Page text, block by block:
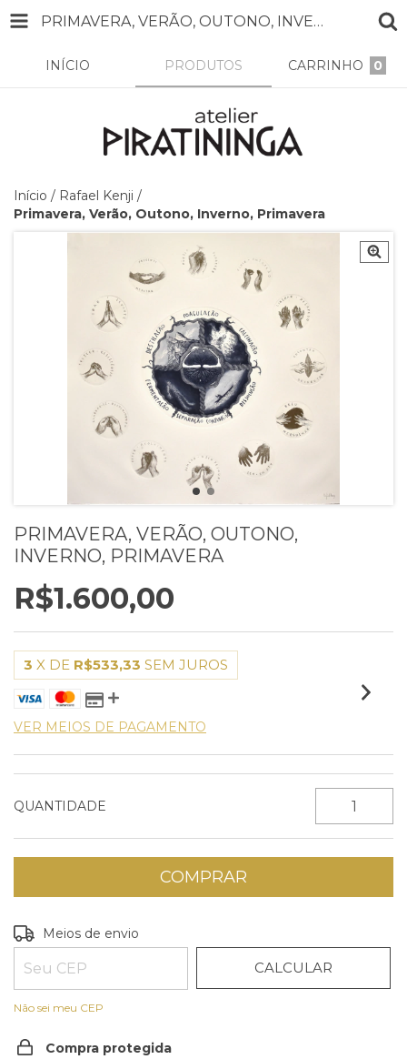
PRIMAVERA, VERÃO, OUTONO, INVERNO, PRIMAVERA
INÍCIO PRODUTOS CARRINHO 0
Início / Rafael Kenji /
Primavera, Verão, Outono, Inverno, Primavera
PRIMAVERA, VERÃO, OUTONO,
INVERNO, PRIMAVERA
R$1.600,00
3 X DE R$533,33 SEM JUROS
VER MEIOS DE PAGAMENTO
QUANTIDADE
Entregas para o CEP:
Meios de envio
CALCULAR
Não sei meu CEP
Compra protegida